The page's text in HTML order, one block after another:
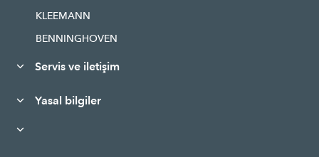
KLEEMANN
BENNINGHOVEN
Servis ve iletişim
Yasal bilgiler